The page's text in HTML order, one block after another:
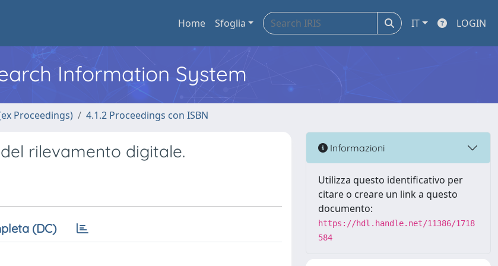
Home Sfoglia IT LOGIN
Information System
Proceedings) 4.1.2 Proceedings con ISBN
rilevamento digitale.
(DC)
Informazioni
Utilizza questo identificativo per
citare o creare un link a questo
documento:
https://hdl.handle.net/11386/1718
584